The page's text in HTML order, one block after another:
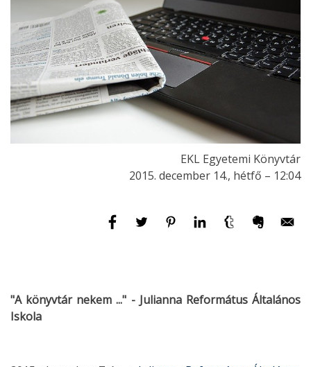
EKL Egyetemi Könyvtár
2015. december 14., hétfő – 12:04
"A könyvtár nekem ..." - Julianna Református Általános
Iskola